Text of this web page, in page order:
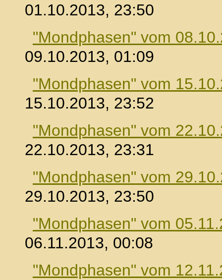
01.10.2013, 23:50
"Mondphasen" vom
09.10.2013, 01:09
"Mondphasen" vom
15.10.2013, 23:52
"Mondphasen" vom
22.10.2013, 23:31
"Mondphasen" vom
29.10.2013, 23:50
"Mondphasen" vom
06.11.2013, 00:08
"Mondphasen" vom